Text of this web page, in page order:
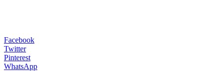
Facebook
Twitter
Pinterest
WhatsApp